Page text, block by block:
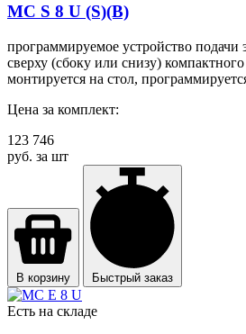
MC S 8 U (S)(B)
программируемое устройство подачи
сверху (сбоку или снизу)
монтируется на стол,
Цена за комплект:
123 746
руб. за шт
В корзину Быстрый заказ
Есть на складе